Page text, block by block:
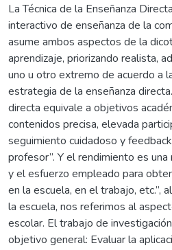
La Técnica de la Enseñanza
interactivo de enseñanza de la
asume ambos aspectos de la
aprendizaje, priorizando realista,
uno u otro extremo de acuerdo a
estrategia de la enseñanza
directa equivale a objetivos
contenidos precisa, elevada
seguimiento cuidadoso y
profesor”. Y el rendimiento es
y el esfuerzo empleado para
en la escuela, en el trabajo, etc.”,
la escuela, nos referimos al
escolar. El trabajo de
objetivo general: Evaluar la